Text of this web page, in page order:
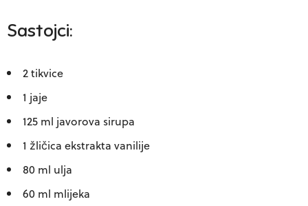
Sastojci:
2 tikvice
1 jaje
125 ml javorova sirupa
1 žličica ekstrakta vanilije
80 ml ulja
60 ml mlijeka